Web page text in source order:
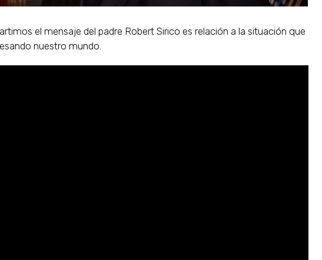
el mensaje del padre Robert Sirico es relación a la situación que
nuestro mundo.